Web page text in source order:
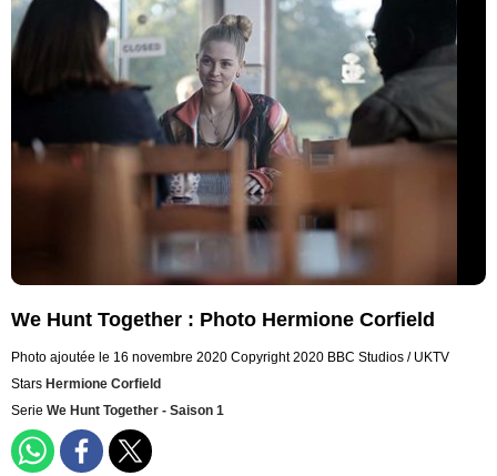
We Hunt Together : Photo Hermione Corfield
Photo ajoutée le 16 novembre 2020 Copyright 2020 BBC Studios / UKTV
Stars Hermione Corfield
Serie We Hunt Together - Saison 1